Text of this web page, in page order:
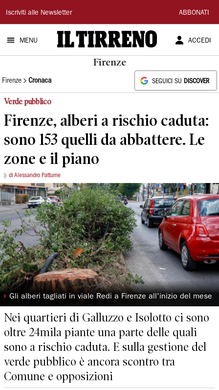
Il
Tirreno
Iscriviti alle Newsletter ABBONATI
MENU ACCEDI
Firenze
Firenze Cronaca SEGUICI SU DISCOVER
Verde pubblico
Firenze, alberi a rischio caduta:
sono 153 quelli da abbattere. Le
zone e il piano
di Alessandro Pattume
◗ Gli alberi tagliati in viale Redi a Firenze all'inizio del mese
Nei quartieri di Galluzzo e Isolotto ci sono
oltre 24mila piante una parte delle quali
sono a rischio caduta. E sulla gestione del
verde pubblico è ancora scontro tra
Comune e opposizioni